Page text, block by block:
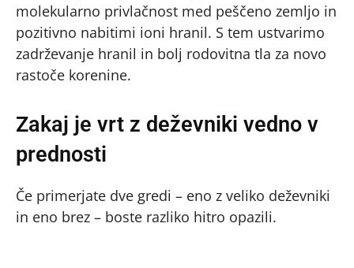
molekularno privlačnost med peščeno zemljo in
pozitivno nabitimi ioni hranil. S tem ustvarimo
zadrževanje hranil in bolj rodovitna tla za novo
rastoče korenine.
Zakaj je vrt z deževniki vedno v
prednosti
Če primerjate dve gredi – eno z veliko deževniki
in eno brez – boste razliko hitro opazili.